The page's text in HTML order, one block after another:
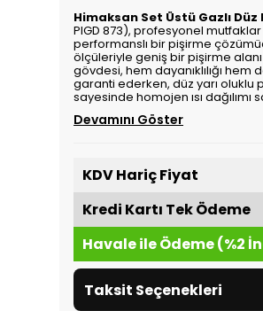
Himaksan Set Üstü Gazlı
PIGD 873), profesyonel
performanslı bir pişirme
ölçüleriyle geniş bir pişirme
gövdesi, hem dayanıklılığı hem
garanti ederken, düz yarı oluklu
sayesinde homojen ısı dağılımı
Devamını Göster
KDV Hariç Fiyat
Kredi Kartı Tek Ödeme
Havale ile Ödeme (%2
Taksit Seçenekleri